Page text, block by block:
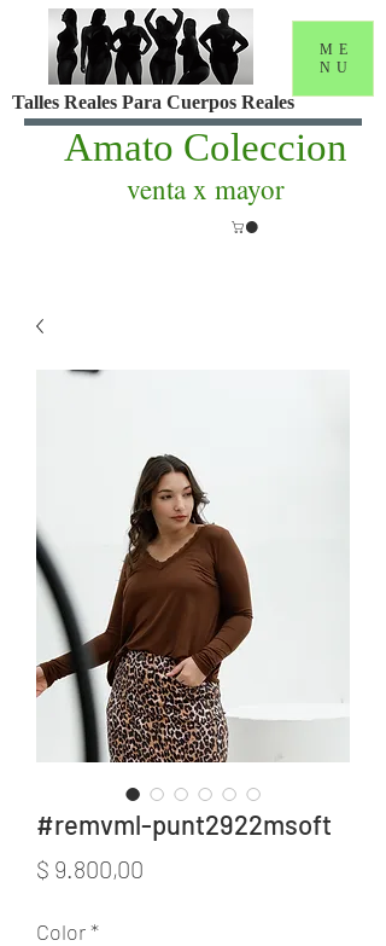
Talles Reales Para Cuerpos Reales
Amato Coleccion
venta x mayor
ME
NU
#remvml-punt2922msoft
$ 9.800,00
Color*